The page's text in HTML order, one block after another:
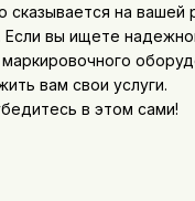
сказывается на вашей
Если вы ищете
вам свои услуги.
в этом сами!